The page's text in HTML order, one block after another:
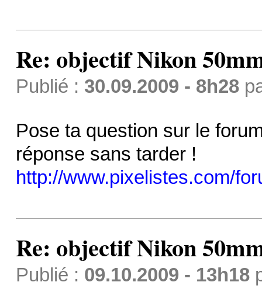
Re: objectif Nikon
Publié : 30.09.2009 - 8h28
Pose ta question sur le
réponse sans tarder !
http://www.pixelistes.com/
Re: objectif Nikon
Publié : 09.10.2009 - 13h18